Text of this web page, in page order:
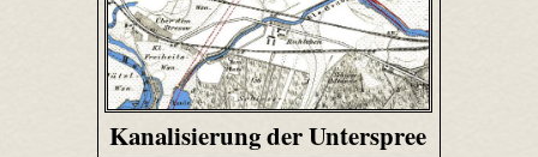
Kanalisierung der Unterspree